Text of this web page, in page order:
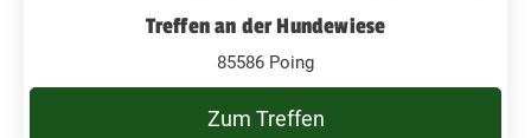
Treffen an der Hundewiese
85586 Poing
Zum Treffen